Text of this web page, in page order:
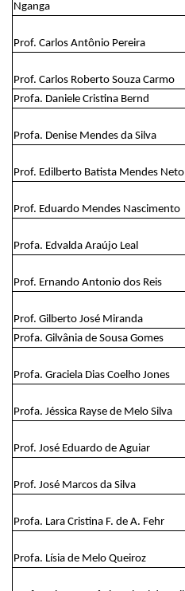
Nganga
Prof. Carlos Antônio Pereira
Prof. Carlos Roberto Souza Carmo
Profa. Daniele Cristina Bernd
Profa. Denise Mendes da Silva
Prof. Edilberto Batista Mendes Neto
Prof. Eduardo Mendes Nascimento
Profa. Edvalda Araújo Leal
Prof. Ernando Antonio dos Reis
Prof. Gilberto José Miranda
Profa. Gilvânia de Sousa Gomes
Profa. Graciela Dias Coelho Jones
Profa. Jéssica Rayse de Melo Silva
Prof. José Eduardo de Aguiar
Prof. José Marcos da Silva
Profa. Lara Cristina F. de A. Fehr
Profa. Lísia de Melo Queiroz